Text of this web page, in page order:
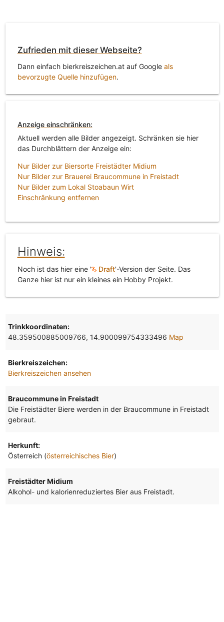
Zufrieden mit dieser Webseite?
Dann einfach bierkreiszeichen.at auf Google als
bevorzugte Quelle hinzufügen.
Anzeige einschränken:
Aktuell werden alle Bilder angezeigt. Schränken sie hier
das Durchblättern der Anzeige ein:
Nur Bilder zur Biersorte Freistädter Midium
Nur Bilder zur Brauerei Braucommune in Freistadt
Nur Bilder zum Lokal Stoabaun Wirt
Einschränkung entfernen
Hinweis:
Noch ist das hier eine ' Draft'-Version der Seite. Das
Ganze hier ist nur ein kleines ein Hobby Projekt.
Trinkkoordinaten:
48.359500885009766, 14.900099754333496 Map
Bierkreiszeichen:
Bierkreiszeichen ansehen
Braucommune in Freistadt
Die Freistädter Biere werden in der Braucommune in Freistadt
gebraut.
Herkunft:
Österreich (österreichisches Bier)
Freistädter Midium
Alkohol- und kalorienreduziertes Bier aus Freistadt.